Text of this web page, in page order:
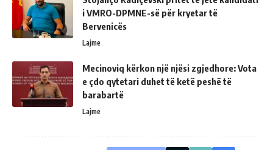
i VMRO-DPMNE-së për kryetar të
Bervenicës
Lajme
Mecinoviq kërkon një njësi zgjedhore: Vota
e çdo qytetari duhet të ketë peshë të
barabartë
Lajme